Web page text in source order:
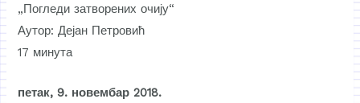
„Погледи затворених очију“
Аутор: Дејан Петровић
17 минута
петак, 9. новембар 2018.